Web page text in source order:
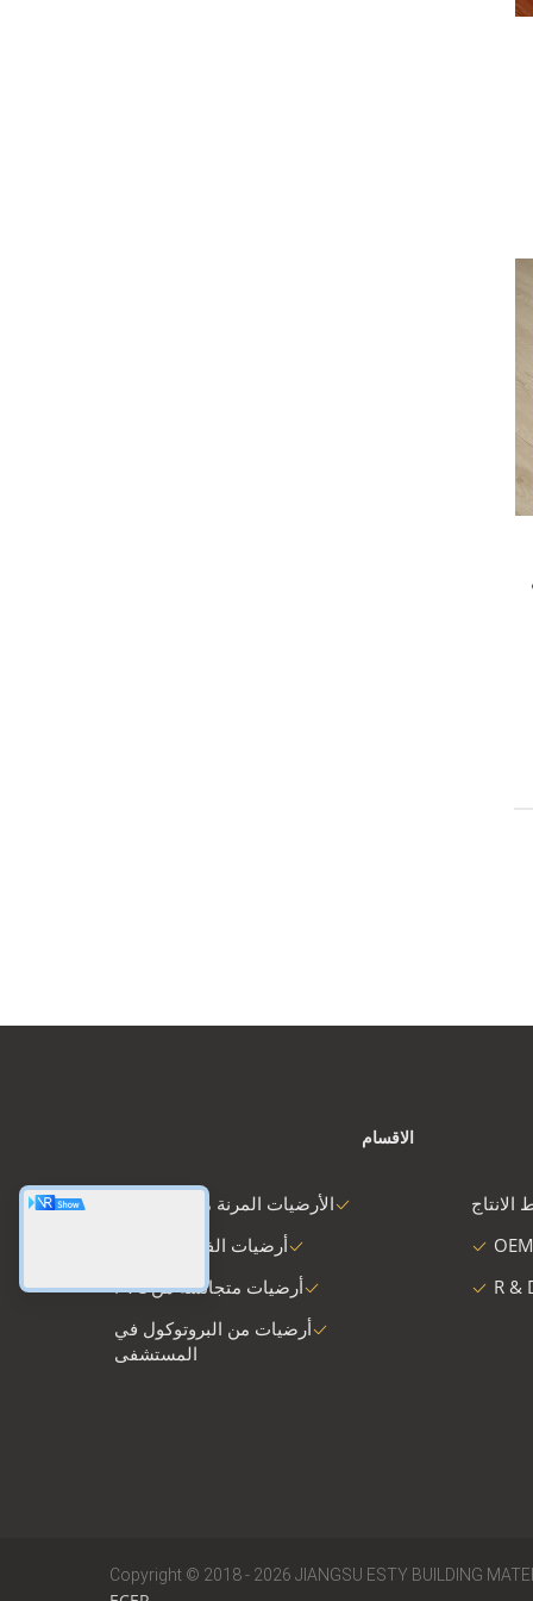
الاقسام
الأرضيات المرنة من البلاستيك
أرضيات الفينيل الفاخرة
أرضيات متجانسة من PVC
أرضيات من البروتوكول في
المستشفى
الانتاج
R &
Copyright © 2018 - 2026 JIANGSU ESTY BUILDING